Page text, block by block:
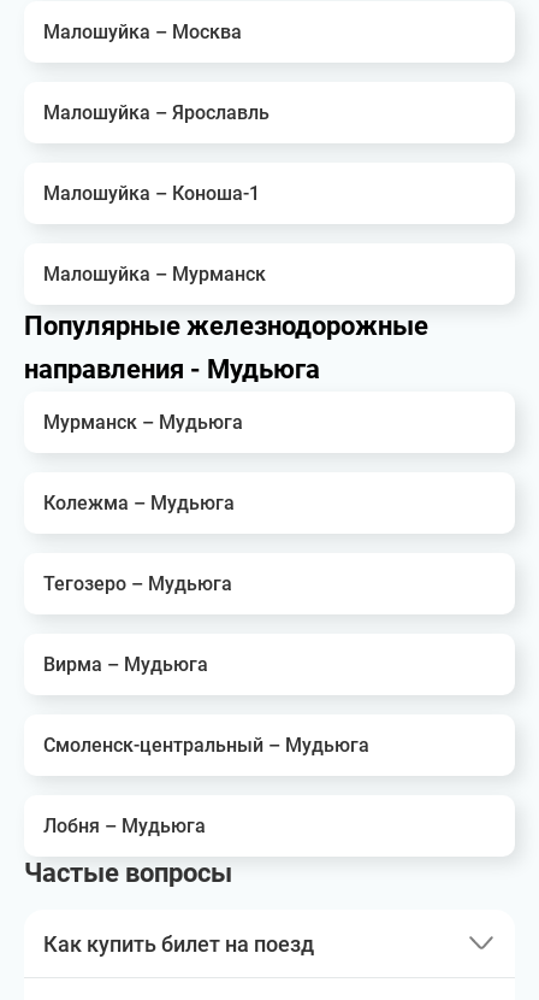
Малошуйка – Москва
Малошуйка – Ярославль
Малошуйка – Коноша-1
Малошуйка – Мурманск
Популярные железнодорожные
направления - Мудьюга
Мурманск – Мудьюга
Колежма – Мудьюга
Тегозеро – Мудьюга
Вирма – Мудьюга
Смоленск-центральный – Мудьюга
Лобня – Мудьюга
Частые вопросы
Как купить билет на поезд